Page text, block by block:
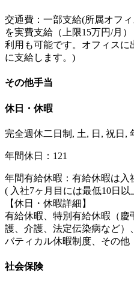
交通費：一部支給(所属オフ
を実費支給（上限15万円/月
利用も可能です。オフィスに
に支給します。)
その他手当
休日・休暇
完全週休二日制, 土, 日, 祝日,
年間休日：121
年間有給休暇：有給休暇は入
( 入社7ヶ月目には最低10日以
【休日・休暇詳細】
有給休暇、特別有給休暇（
護、介護、法定伝染病など
バティカル休暇制度、その他
社会保険